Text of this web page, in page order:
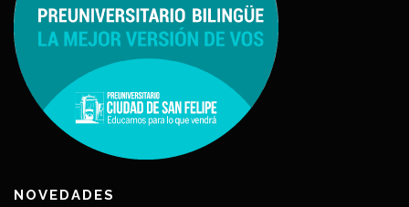
NOVEDADES